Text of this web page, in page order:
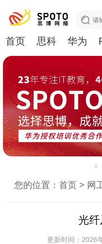
首页 思科 华为
您的位置：首页 > 网
光
更新时间：2026